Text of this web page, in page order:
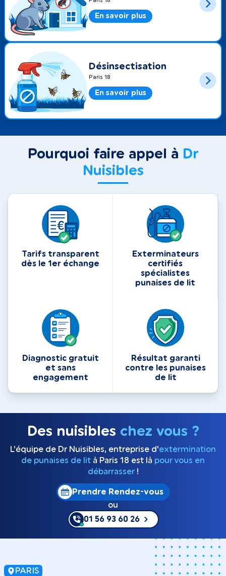
En savoir plus
Désinsectisation
Paris 18
En savoir plus
Pourquoi faire appel à Dr
Nuisibles
Tarifs transparent
dès le 1er échange
Exterminateurs
certifiés
spécialistes
punaises de lit
Diagnostic gratuit
et sans
engagement
Résultat garanti
contre les punaises
de lit
Des nuisibles chez vous ?
L’équipe de Dr Nuisibles, entreprise d'extermination
de punaises de lit à Paris 18 est là pour vous en
débarrasser!
Prendre Rendez-vous
ou
01 56 93 60 26
PARIS